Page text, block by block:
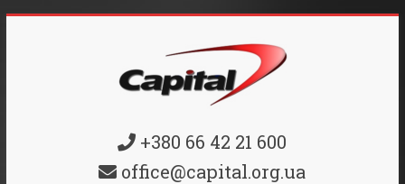
+380 66 42 21 600
office@capital.org.ua